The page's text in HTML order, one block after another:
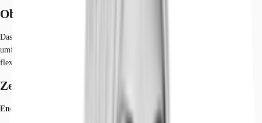
Objekt
Das dreiseitig freistehende Bürogebäude wurde vollständig entkernt,
umfangreich saniert und modern ausgestattet. Die Büroflächen lassen sich
flexibel und individuell nach Mieterwunsch aufteilen.
Zertifizierungen
Energieausweis